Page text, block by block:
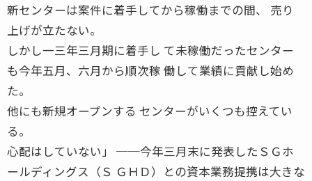
新センターは案件に着手してから稼働までの間、 売り
上げが立たない。
しかし一三年三月期に着手し て未稼働だったセンター
も今年五月、六月から順次稼 働して業績に貢献し始め
た。
他にも新規オープンする センターがいくつも控えてい
る。
心配はしていない」 ──今年三月末に発表したＳＧホ
ールディングス（Ｓ ＧＨＤ）との資本業務提携は大きな